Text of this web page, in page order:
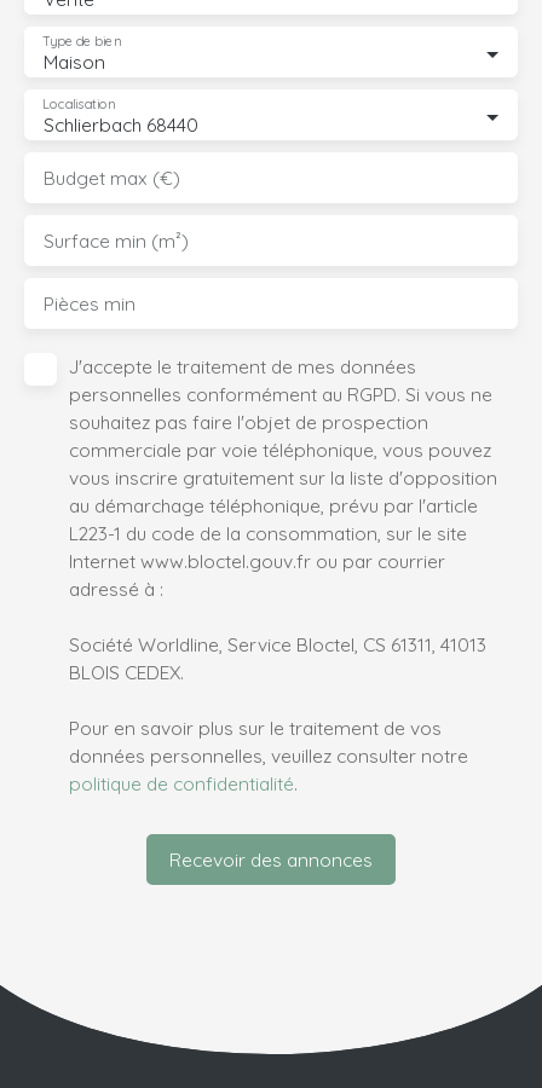
Maison
Type de bien
Schlierbach 68440
Localisation
Budget max (€)
Surface min (m²)
Pièces min
J'accepte le traitement de mes données
personnelles conformément au RGPD. Si vous ne
souhaitez pas faire l'objet de prospection
commerciale par voie téléphonique, vous pouvez
vous inscrire gratuitement sur la liste d'opposition
au démarchage téléphonique, prévu par l'article
L223-1 du code de la consommation, sur le site
Internet www.bloctel.gouv.fr ou par courrier
adressé à :
Société Worldline, Service Bloctel, CS 61311, 41013
BLOIS CEDEX.
Pour en savoir plus sur le traitement de vos
données personnelles, veuillez consulter notre
politique de confidentialité.
Recevoir des annonces